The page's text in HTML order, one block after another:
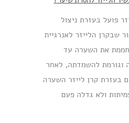
פועל בעזרת ניצול
שבקרן הלייזר לאנרגיית
את השערה עד
וגורמת להשמדתה, לאחר
בעזרת קרן לייזר השערה
ולא גדלה פעם